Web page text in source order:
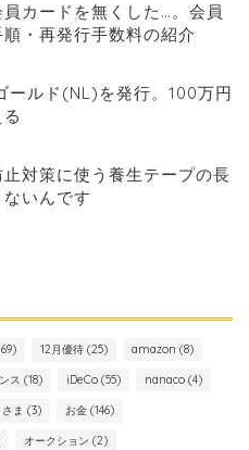
カードを無くした…。会員
・再発行手数料の紹介
ールド(NL)を発行。100万円
対策に使う養生テープの長
いんです
12月優待 (25) amazon (8)
ス (18) iDeCo (55) nanaco (4)
ま (3) お金 (146)
オークション (2)